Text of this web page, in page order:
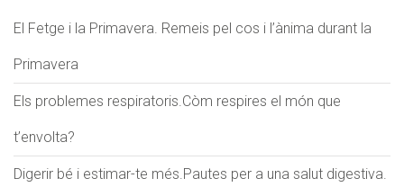
El Fetge i la Primavera. Remeis pel cos i l’ànima durant la
Primavera
Els problemes respiratoris.Còm respires el món que
t’envolta?
Digerir bé i estimar-te més.Pautes per a una salut digestiva.